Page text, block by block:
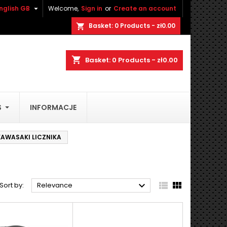
Welcome, Sign in or Create an account
GB 
shopping_cart Basket: 0 Products - zł0.00
shopping_cart Basket: 0 Products - zł0.00
INFORMACJE
LICZNIKA
Sort by: Relevance   